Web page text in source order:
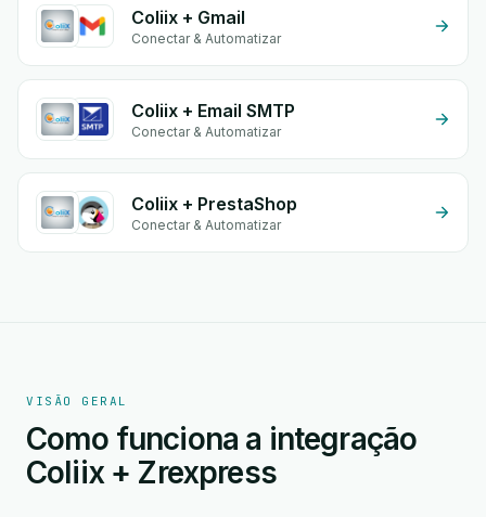
Coliix + Gmail
Conectar & Automatizar
Coliix + Email SMTP
Conectar & Automatizar
Coliix + PrestaShop
Conectar & Automatizar
VISÃO GERAL
Como funciona a integração
Coliix + Zrexpress